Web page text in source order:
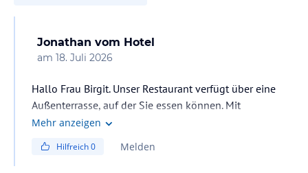
Jonathan vom Hotel
am 18. Juli 2026
Hallo Frau Birgit. Unser Restaurant verfügt über eine
Außenterrasse, auf der Sie essen können. Mit
freundlichen Grüßen.
Mehr anzeigen
Hilfreich0 Melden